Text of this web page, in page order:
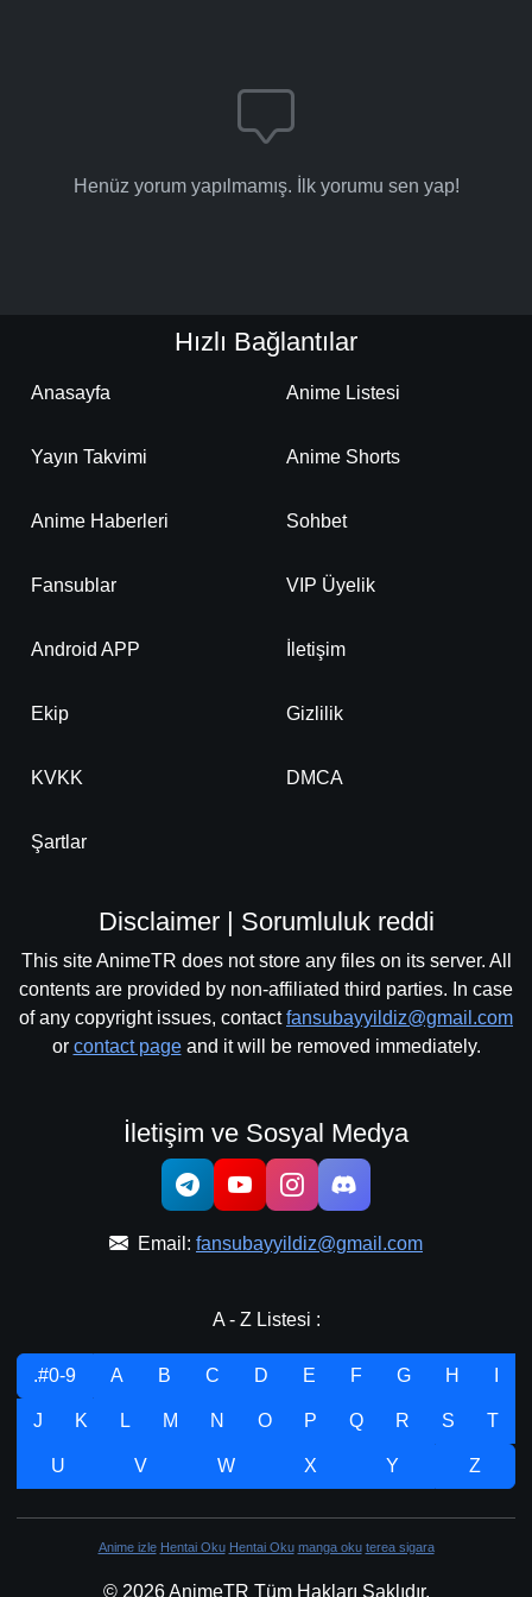
Detaylar
Bölüm No: 23 Detaylar
Henüz yorum yapılmamış. İlk yorumu sen yap!
Hızlı Bağlantılar
Anasayfa Anime Listesi
Yayın Takvimi Anime Shorts
Anime Haberleri Sohbet
Fansublar VIP Üyelik
Android APP İletişim
Ekip Gizlilik
KVKK DMCA
Şartlar
Disclaimer | Sorumluluk reddi
This site AnimeTR does not store any files on its server. All
contents are provided by non-affiliated third parties. In case
of any copyright issues, contactfansubayyildiz@gmail.com
or contact pageand it will be removed immediately.
İletişim ve Sosyal Medya
Email: fansubayyildiz@gmail.com
A - Z Listesi :
.#0-9 A B C D E F G H
J K L M N O P Q R S T
U V W X Y Z
Anime izle Hentai Oku Hentai Oku manga oku terea sigara
© 2026 AnimeTR Tüm Hakları Saklıdır.